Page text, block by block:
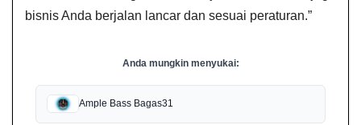
bisnis Anda berjalan lancar dan sesuai peraturan.”
Anda mungkin menyukai:
Ample Bass Bagas31